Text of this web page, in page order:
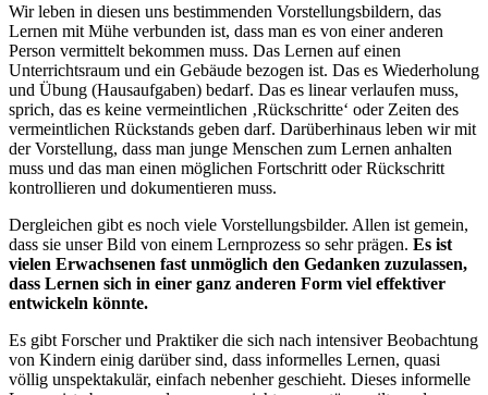
Wir leben in diesen uns bestimmenden Vorstellungsbildern, das
Lernen mit Mühe verbunden ist, dass man es von einer anderen
Person vermittelt bekommen muss. Das Lernen auf einen
Unterrichtsraum und ein Gebäude bezogen ist. Das es Wiederholung
und Übung (Hausaufgaben) bedarf. Das es linear verlaufen muss,
sprich, das es keine vermeintlichen ‚Rückschritte‘ oder Zeiten des
vermeintlichen Rückstands geben darf. Darüberhinaus leben wir mit
der Vorstellung, dass man junge Menschen zum Lernen anhalten
muss und das man einen möglichen Fortschritt oder Rückschritt
kontrollieren und dokumentieren muss.
Dergleichen gibt es noch viele Vorstellungsbilder. Allen ist gemein,
dass sie unser Bild von einem Lernprozess so sehr prägen. Es ist
vielen Erwachsenen fast unmöglich den Gedanken zuzulassen,
dass Lernen sich in einer ganz anderen Form viel effektiver
entwickeln könnte.
Es gibt Forscher und Praktiker die sich nach intensiver Beobachtung
von Kindern einig darüber sind, dass informelles Lernen, quasi
völlig unspektakulär, einfach nebenher geschieht. Dieses informelle